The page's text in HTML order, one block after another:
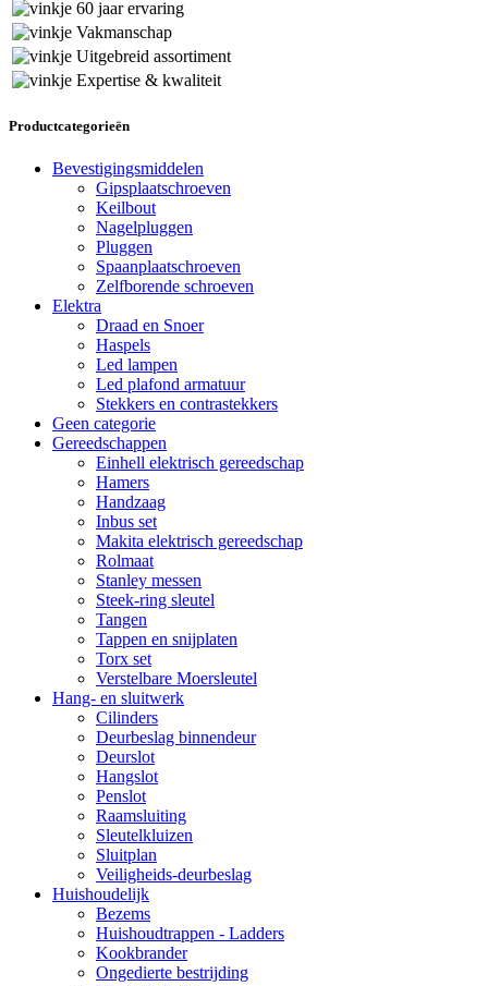
60 jaar ervaring
Vakmanschap
Uitgebreid assortiment
Expertise & kwaliteit
Productcategorieën
Bevestigingsmiddelen
Gipsplaatschroeven
Keilbout
Nagelpluggen
Pluggen
Spaanplaatschroeven
Zelfborende schroeven
Elektra
Draad en Snoer
Haspels
Led lampen
Led plafond armatuur
Stekkers en contrastekkers
Geen categorie
Gereedschappen
Einhell elektrisch gereedschap
Hamers
Handzaag
Inbus set
Makita elektrisch gereedschap
Rolmaat
Stanley messen
Steek-ring sleutel
Tangen
Tappen en snijplaten
Torx set
Verstelbare Moersleutel
Hang- en sluitwerk
Cilinders
Deurbeslag binnendeur
Deurslot
Hangslot
Penslot
Raamsluiting
Sleutelkluizen
Sluitplan
Veiligheids-deurbeslag
Huishoudelijk
Bezems
Huishoudtrappen - Ladders
Kookbrander
Ongedierte bestrijding